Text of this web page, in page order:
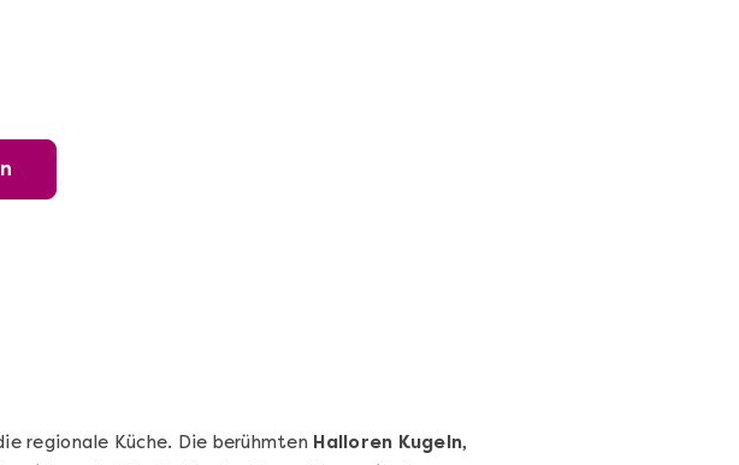
um die
regionale Küche. Die berühmten Halloren Kugeln,